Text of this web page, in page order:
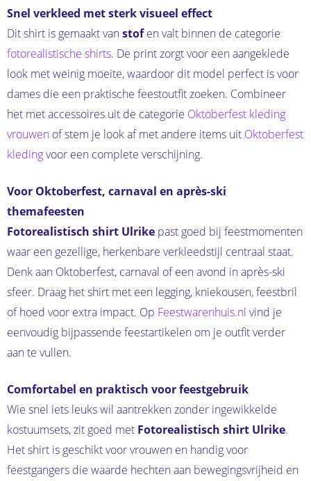
Snel verkleed met sterk visueel effect
Dit shirt is gemaakt vanstofen valt binnen de categorie
fotorealistische shirts. De print zorgt voor een aangeklede
look met weinig moeite, waardoor dit model perfect is voor
dames die een praktische feestoutfit zoeken. Combineer
het met accessoires uit de categorie Oktoberfest kleding
vrouwen of stem je look af met andere items uit Oktoberfest
kledingvoor een complete verschijning.
Voor Oktoberfest, carnaval en après-ski
themafeesten
Fotorealistisch shirt Ulrike past goed bij feestmomenten
waar een gezellige, herkenbare verkleedstijl centraal staat.
Denk aan Oktoberfest, carnaval of een avond in après-ski
sfeer. Draag het shirt met een legging, kniekousen, feestbril
of hoed voor extra impact. Op Feestwarenhuis.nl vind je
eenvoudig bijpassende feestartikelen om je outfit verder
aan te vullen.
Comfortabel en praktisch voor feestgebruik
Wie snel iets leuks wil aantrekken zonder ingewikkelde
kostuumsets, zit goed met Fotorealistisch shirt Ulrike.
Het shirt is geschikt voor vrouwen en handig voor
feestgangers die waarde hechten aan bewegingsvrijheid en